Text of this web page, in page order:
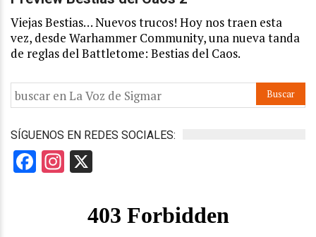
Viejas Bestias… Nuevos trucos! Hoy nos traen esta
vez, desde Warhammer Community, una nueva tanda
de reglas del Battletome: Bestias del Caos.
SÍGUENOS EN REDES SOCIALES:
Facebook
Instagram